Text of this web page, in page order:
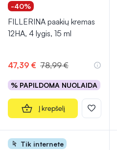
-40%
FILLERINA paakių kremas
12HA, 4 lygis, 15 ml
47,39 € 78,99 €
% PAPILDOMA NUOLAIDA
Į krepšelį
Tik internete